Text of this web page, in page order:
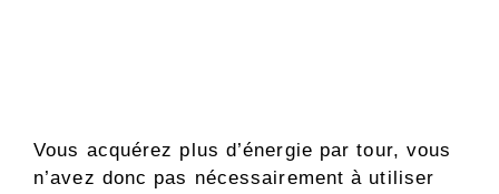
Vous acquérez plus d’énergie par tour, vous
n’avez donc pas nécessairement à utiliser